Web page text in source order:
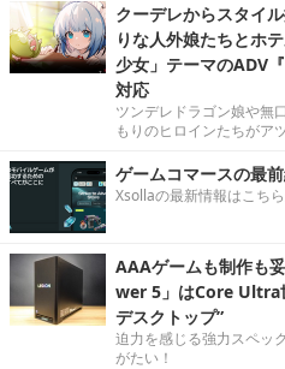
クーデレからスタイ
りな人外娘たちとホ
少女」テーマのADV
対応
ツンデレドラゴン娘や無
もりのヒロインたちがア
ゲームコマースの最
Xsollaの最新情報はこちら
AAAゲームも制作も
wer 5」はCore Ultra
デスクトップ”
迫力を感じる強力スペッ
がたい！